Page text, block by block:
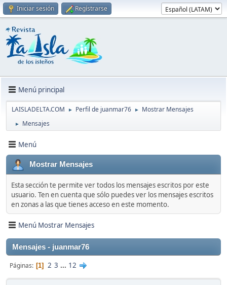
Iniciar sesión Regístrarse
Menú principal
LAISLADELTA.COM ► Perfil de juanmar76 ► Mostrar Mensajes
► Mensajes
Menú
Mostrar Mensajes
Esta sección te permite ver todos los mensajes escritos por este
usuario. Ten en cuenta que sólo puedes ver los mensajes escritos
en zonas a las que tienes acceso en este momento.
Menú Mostrar Mensajes
Mensajes - juanmar76
Páginas 1 2 3 ... 12